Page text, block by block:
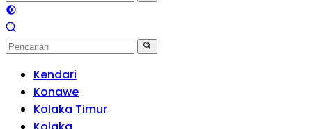
Kendari
Konawe
Kolaka Timur